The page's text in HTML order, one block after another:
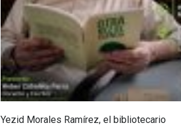
Yezid Morales Ramírez, el bibliotecario